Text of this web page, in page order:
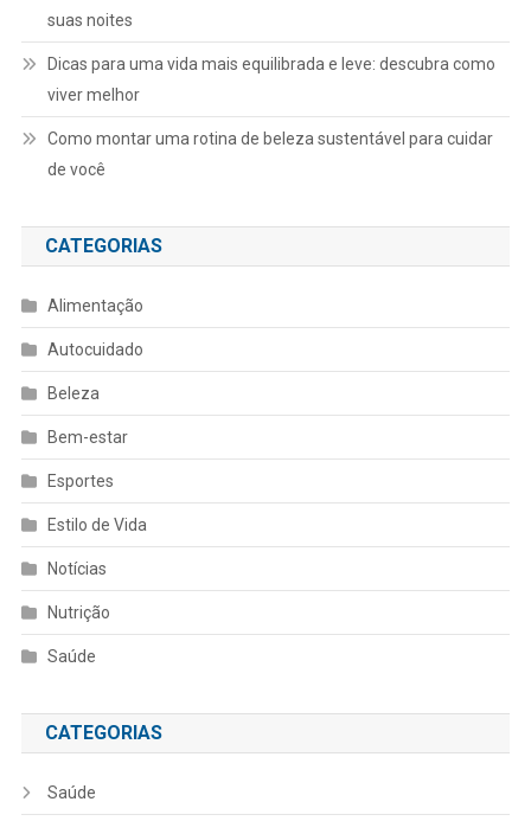
suas noites
Dicas para uma vida mais equilibrada e leve: descubra como
viver melhor
Como montar uma rotina de beleza sustentável para cuidar
de você
CATEGORIAS
Alimentação
Autocuidado
Beleza
Bem-estar
Esportes
Estilo de Vida
Notícias
Nutrição
Saúde
CATEGORIAS
Saúde